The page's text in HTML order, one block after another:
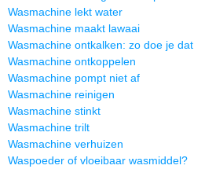
Wasmachine lekt water
Wasmachine maakt lawaai
Wasmachine ontkalken: zo doe je dat
Wasmachine ontkoppelen
Wasmachine pompt niet af
Wasmachine reinigen
Wasmachine stinkt
Wasmachine trilt
Wasmachine verhuizen
Waspoeder of vloeibaar wasmiddel?